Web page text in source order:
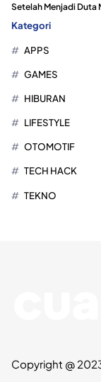
Setelah Menjadi Duta
Kategori
APPS
GAMES
HIBURAN
LIFESTYLE
OTOMOTIF
TECH HACK
TEKNO
Copyright @